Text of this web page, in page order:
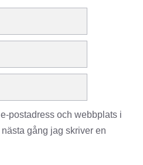
postadress och webbplats i
gång jag skriver en